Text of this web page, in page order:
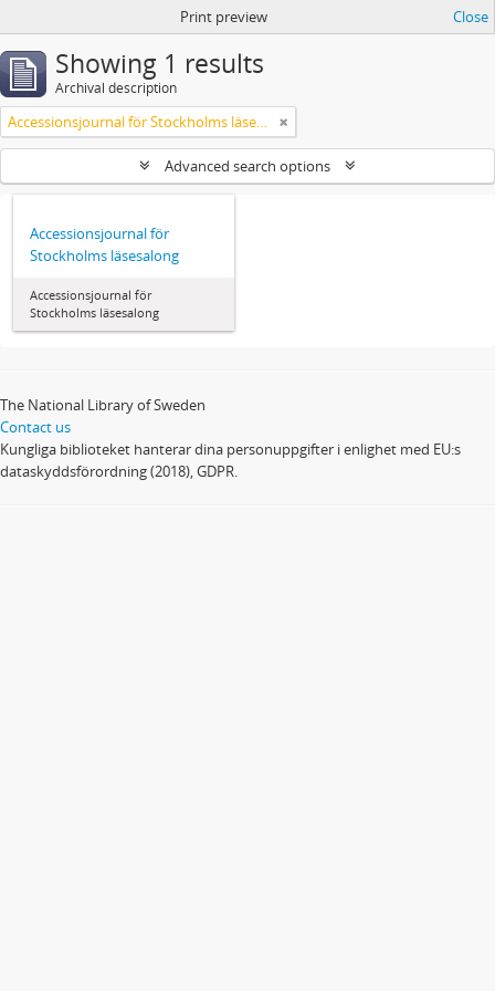
Print preview Close
Showing 1 results
Archival description
Accessionsjournal för Stockholms läsesalong
Advanced search options
Accessionsjournal för
Stockholms läsesalong
Accessionsjournal för
Stockholms läsesalong
The National Library of Sweden
Contact us
Kungliga biblioteket hanterar dina personuppgifter i enlighet med EU:s
dataskyddsförordning (2018), GDPR.